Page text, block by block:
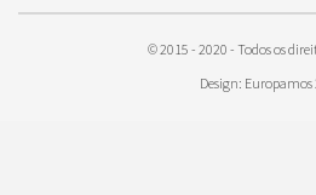
© 2015 - 2020 - Todos os
Design: Europamos